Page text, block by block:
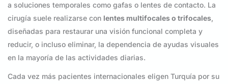
a soluciones temporales como gafas o lentes de contacto. La
cirugía suele realizarse con lentes multifocales o trifocales,
diseñadas para restaurar una visión funcional completa y
reducir, o incluso eliminar, la dependencia de ayudas visuales
en la mayoría de las actividades diarias.
Cada vez más pacientes internacionales eligen Turquía por su